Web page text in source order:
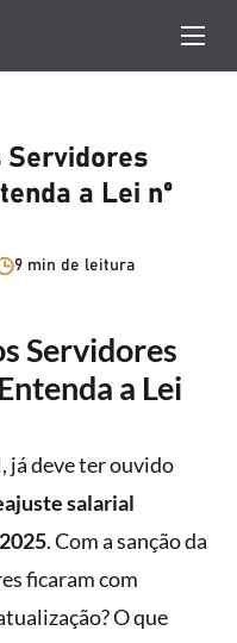
Servidores
a Lei nº
9 min de leitura
Servidores
a Lei
já deve ter ouvido
salarial
. Com a sanção da
ficaram com
O que